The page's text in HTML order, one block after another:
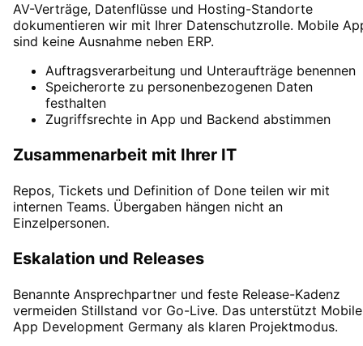
AV-Verträge, Datenflüsse und Hosting-Standorte
dokumentieren wir mit Ihrer Datenschutzrolle. Mobile
sind keine Ausnahme neben ERP.
Auftragsverarbeitung und Unteraufträge benennen
Speicherorte zu personenbezogenen Daten
festhalten
Zugriffsrechte in App und Backend abstimmen
Zusammenarbeit mit Ihrer IT
Repos, Tickets und Definition of Done teilen wir mit
internen Teams. Übergaben hängen nicht an
Einzelpersonen.
Eskalation und Releases
Benannte Ansprechpartner und feste Release-Kadenz
vermeiden Stillstand vor Go-Live. Das unterstützt Mobile
App Development Germany als klaren Projektmodus.